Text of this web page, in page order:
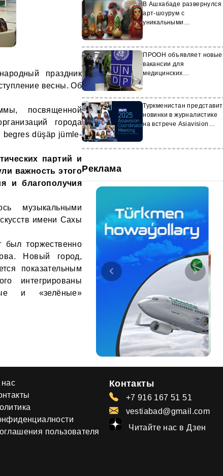
праздник
весны. Об
посвященной
города
begres düşäp jümle-
партий и
важность этого
и благополучия
музыкальными
имени Сахы
был торжественно
Новый город,
показательным
интегрированы
и «зелёные»
В Ашхабаде развернулся
арт-шоурум с
уникальными
ПРООН объявляет новые
вакансии для
медицинских
Туркменистан представит
новинки в журналистике
на встрече Asiavision
Реклама
пользователя
Контакты
+7 916 167 51 51
vestiabad@gmail.com
Читайте нас в Дзен